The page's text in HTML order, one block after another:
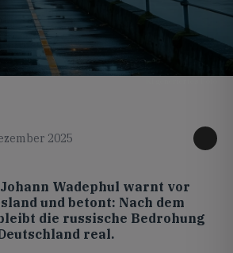
2025
Wadephul warnt vor
und betont: Nach dem
die russische Bedrohung
real.